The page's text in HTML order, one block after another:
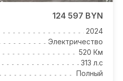
124 597 BYN
2024
Электричество
520 Км
313 л.с
Полный